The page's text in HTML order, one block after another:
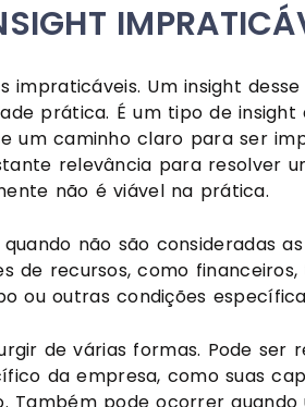
impraticáveis. Um insight
prática. É um tipo de
um caminho claro para ser
relevância para resolver
não é viável na prática.
não são consideradas
de recursos, como
ou outras condições
de várias formas. Pode ser
da empresa, como suas